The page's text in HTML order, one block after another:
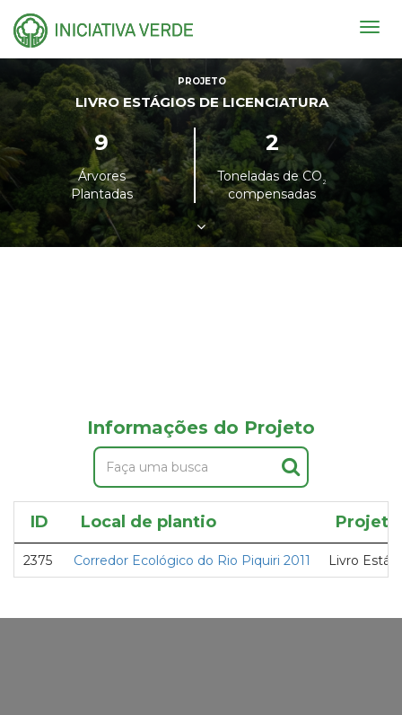
PROJETO
LIVRO ESTÁGIOS DE LICENCIATURA
9
Árvores
Plantadas
2
Toneladas de CO²
compensadas
Informações do Projeto
ID Local de plantio Projeto
2375 Corredor Ecológico do Rio Piquiri 2011 Livro